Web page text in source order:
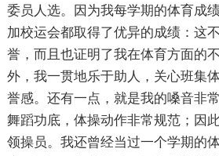
委员人选。因为我每学期的体育成
加校运会都取得了优异的成绩：这
誉，而且也证明了我在体育方面的
外，我一贯地乐于助人，关心班集
誉感。还有一点，就是我的嗓音非
舞蹈功底，体操动作非常规范；因
领操员。我还曾经当过一个学期的